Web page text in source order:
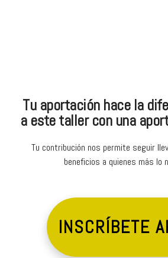
Tu aportación hace la
a este taller con una
Tu contribución nos permite seguir
beneficios a quienes más lo
INSCRÍBETE